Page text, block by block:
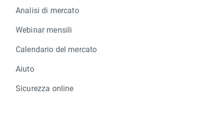
Analisi di mercato
Webinar mensili
Calendario del mercato
Aiuto
Sicurezza online